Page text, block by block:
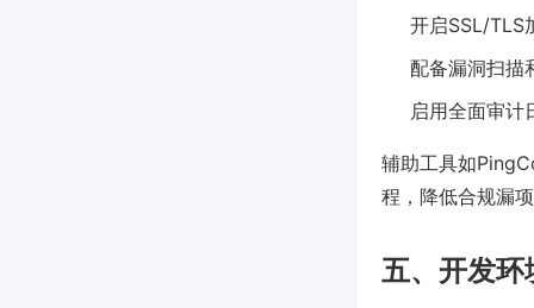
开启SSL/TLS
配备漏洞扫描
启用全面审计
辅助工具如
程，降低合规漏
五、开发环